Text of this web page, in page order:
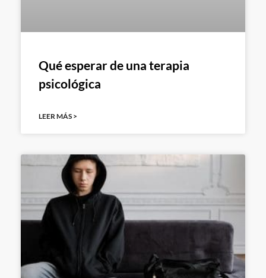
Qué esperar de una terapia
psicológica
LEER MÁS >